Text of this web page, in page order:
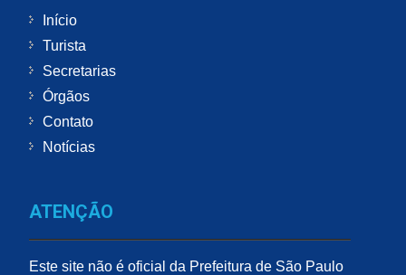
Início
Turista
Secretarias
Órgãos
Contato
Notícias
ATENÇÃO
Este site não é oficial da Prefeitura de São Paulo